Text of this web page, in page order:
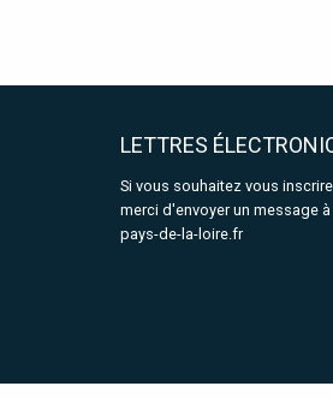
LETTRES
Si vous souhaitez vous
merci d'envoyer un message à
pays-de-la-loire.fr